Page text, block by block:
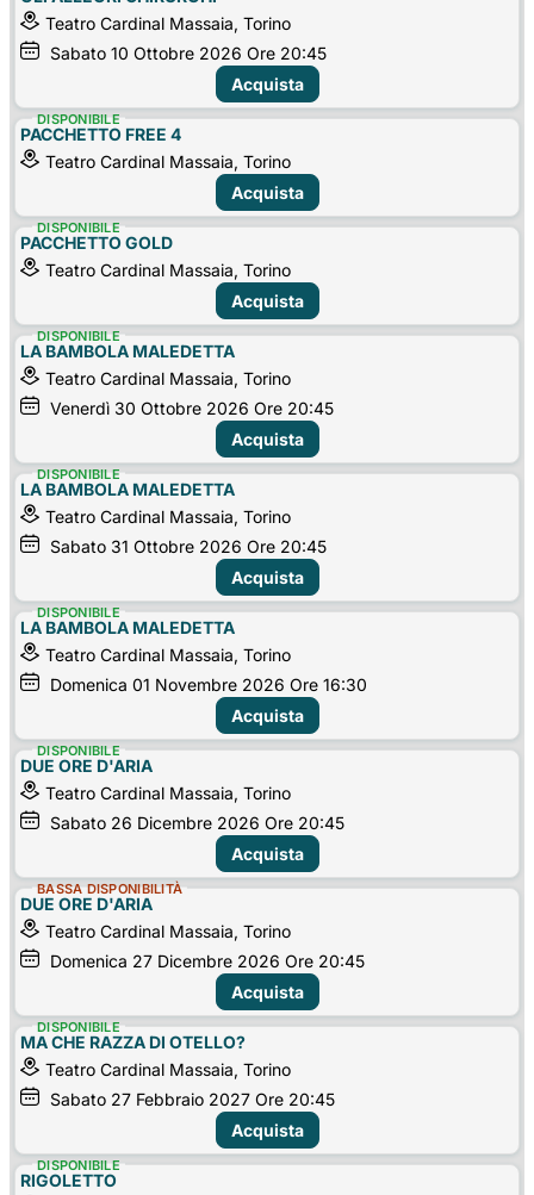
Teatro Cardinal Massaia, Torino
Sabato 10 Ottobre 2026 Ore 20:45
Acquista
PACCHETTO FREE 4
Teatro Cardinal Massaia, Torino
DISPONIBILE
Acquista
PACCHETTO GOLD
Teatro Cardinal Massaia, Torino
DISPONIBILE
Acquista
LA BAMBOLA MALEDETTA
Teatro Cardinal Massaia, Torino
Venerdì 30 Ottobre 2026 Ore 20:45
DISPONIBILE
Acquista
LA BAMBOLA MALEDETTA
Teatro Cardinal Massaia, Torino
Sabato 31 Ottobre 2026 Ore 20:45
DISPONIBILE
Acquista
LA BAMBOLA MALEDETTA
Teatro Cardinal Massaia, Torino
Domenica 01 Novembre 2026 Ore 16:30
DISPONIBILE
Acquista
DUE ORE D'ARIA
Teatro Cardinal Massaia, Torino
Sabato 26 Dicembre 2026 Ore 20:45
DISPONIBILE
Acquista
DUE ORE D'ARIA
Teatro Cardinal Massaia, Torino
Domenica 27 Dicembre 2026 Ore 20:45
BASSA DISPONIBILITÀ
Acquista
MA CHE RAZZA DI OTELLO?
Teatro Cardinal Massaia, Torino
Sabato 27 Febbraio 2027 Ore 20:45
DISPONIBILE
Acquista
RIGOLETTO
DISPONIBILE